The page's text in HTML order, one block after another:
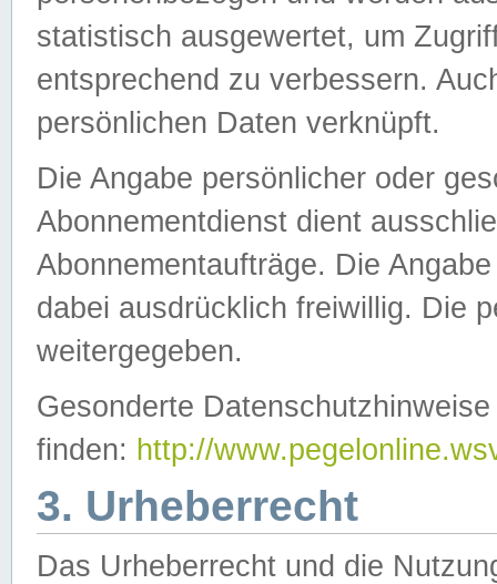
statistisch ausgewertet, um
entsprechend zu verbessern.
persönlichen Daten verknüpft.
Die Angabe persönlicher oder
Abonnementdienst dient
Abonnementaufträge. Die
dabei ausdrücklich freiwillig. Die
weitergegeben.
Gesonderte
finden: http://
3. Urheberrecht
Das Urheberrecht und die